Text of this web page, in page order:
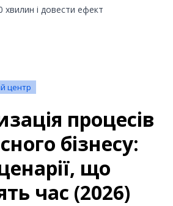
хвилин і довести ефект
центр
процесів
бізнесу:
що
час (2026)